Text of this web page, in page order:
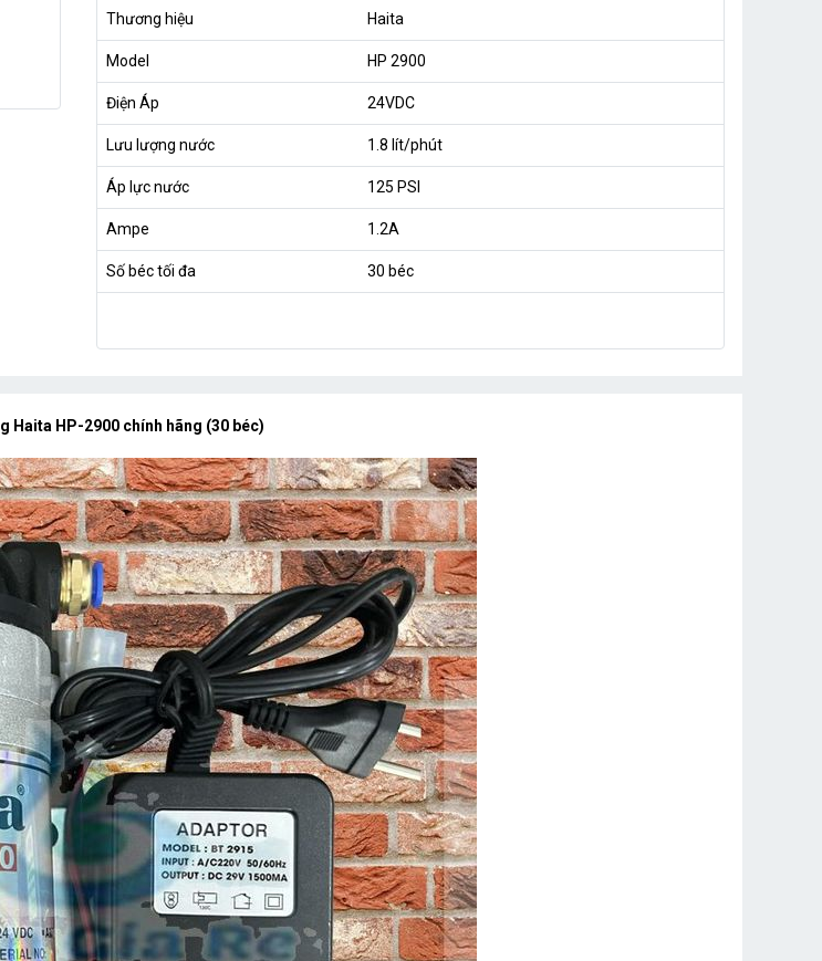
Thương hiệu Haita
Model HP 2900
Điện Áp 24VDC
Lưu lượng nước 1.8 lít/phút
Áp lực nước 125 PSI
Ampe 1.2A
Số béc tối đa 30 béc
Haita HP-2900 chính hãng (30 béc)